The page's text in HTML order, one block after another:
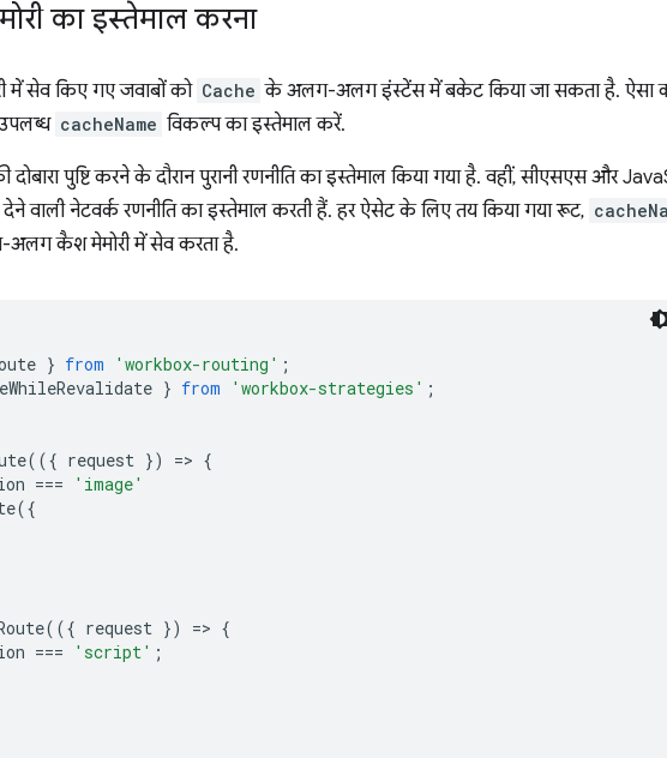
का इस्तेमाल करना
में सेव किए गए जवाबों को Cache के अलग-अलग इंस्टेंस में बकेट किया जा सकता है. ऐसा
cacheName विकल्प का इस्तेमाल करें.
पुष्टि करने के दौरान पुरानी रणनीति का इस्तेमाल किया गया है. वहीं, सीएसएस और
देने वाली नेटवर्क रणनीति का इस्तेमाल करती हैं. हर ऐसेट के लिए तय किया गया रूट,
अलग कैश मेमोरी में सेव करता है.
} from 'workbox-routing' ;
} from 'workbox-strategies' ;
(({ request }) => {
===
'image'
({
(({ request }) => {
=== 'script' ;